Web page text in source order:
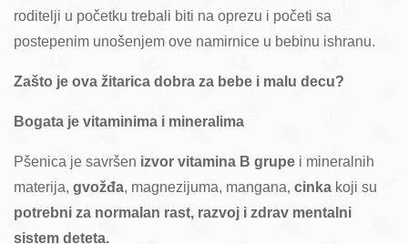
roditelji u početku trebali biti na oprezu i početi sa
postepenim unošenjem ove namirnice u bebinu ishranu.
Zašto je ova žitarica dobra za bebe i malu decu?
Bogata je vitaminima i mineralima
Pšenica je savršen izvor vitamina B grupe i mineralnih
materija, gvožđa, magnezijuma, mangana, cinka koji su
potrebni za normalan rast, razvoj i zdrav mentalni
sistem deteta.